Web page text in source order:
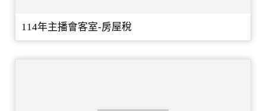
114年主播會客室-房屋稅